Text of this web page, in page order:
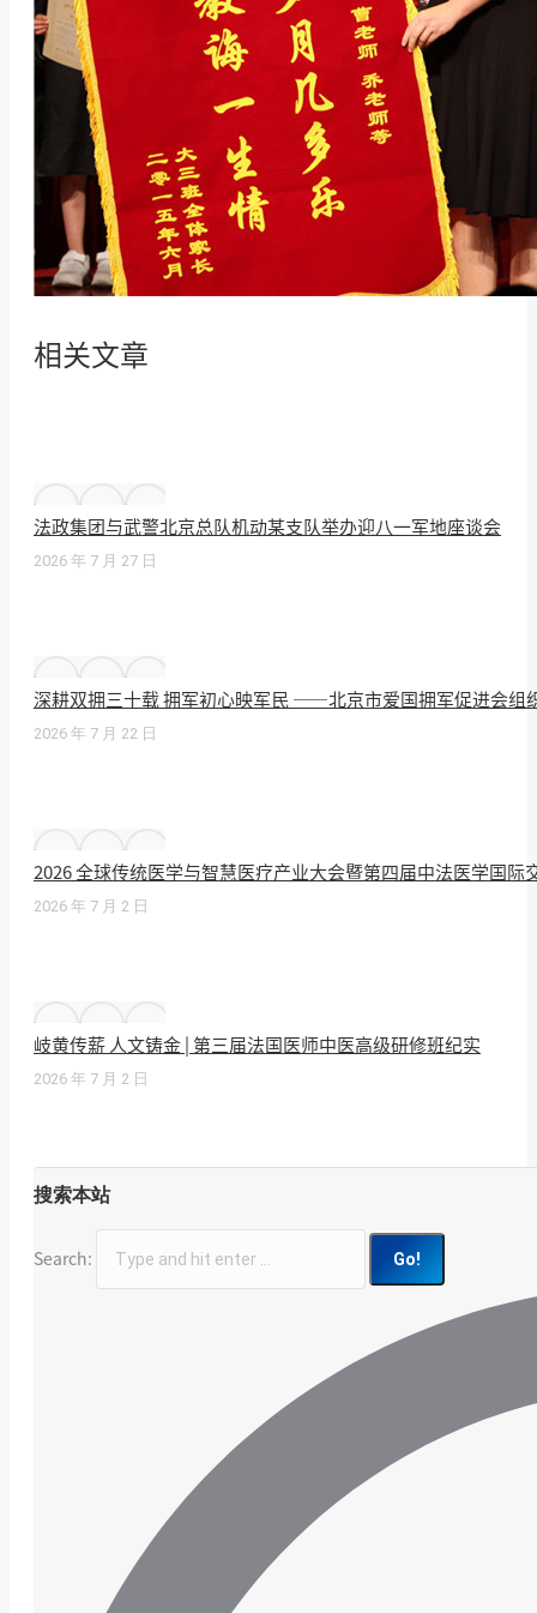
相关文章
法政集团与武警北京总队机动某支队举办迎八一军地座谈会
2026 年 7 月 27 日
深耕双拥三十载 拥军初心映军民 ——北京市爱国拥军促进会组
2026 年 7 月 22 日
2026 全球传统医学与智慧医疗产业大会暨第四届中法医学国际
2026 年 7 月 2 日
岐黄传薪 人文铸金 | 第三届法国医师中医高级研修班纪实
2026 年 7 月 2 日
搜索本站
Search: